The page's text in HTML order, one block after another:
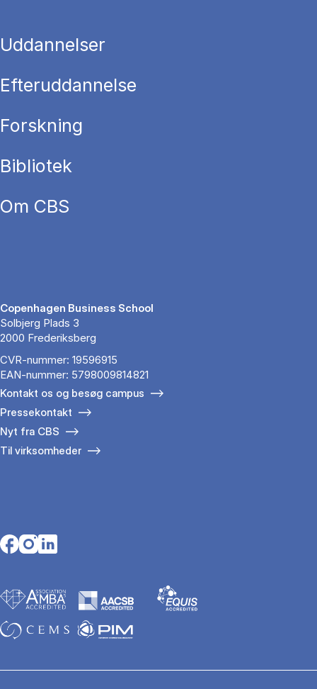
Uddannelser
Efteruddannelse
Forskning
Bibliotek
Om CBS
Copenhagen Business School
Solbjerg Plads 3
2000 Frederiksberg
CVR-nummer: 19596915
EAN-nummer: 5798009814821
Kontakt os og besøg campus
Pressekontakt
Nyt fra CBS
Til virksomheder
Opens in a new tab
Opens in a new tab
Opens in a new tab